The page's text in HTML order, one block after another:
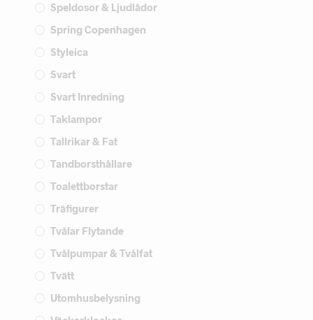
Speldosor & Ljudlådor
Spring Copenhagen
Styleica
Svart
Svart Inredning
Taklampor
Tallrikar & Fat
Tandborsthållare
Toalettborstar
Träfigurer
Tvålar Flytande
Tvålpumpar & Tvålfat
Tvätt
Utomhusbelysning